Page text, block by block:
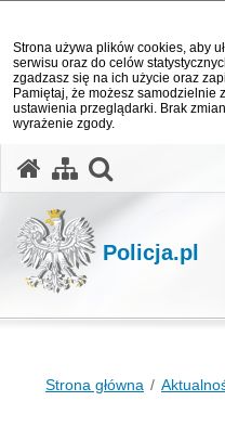
Strona używa plików cookies, aby
serwisu oraz do celów
zgadzasz się na ich użycie oraz
Pamiętaj, że możesz samodzielnie
ustawienia przeglądarki. Brak
wyrażenie zgody.
Policja.pl
Strona główna